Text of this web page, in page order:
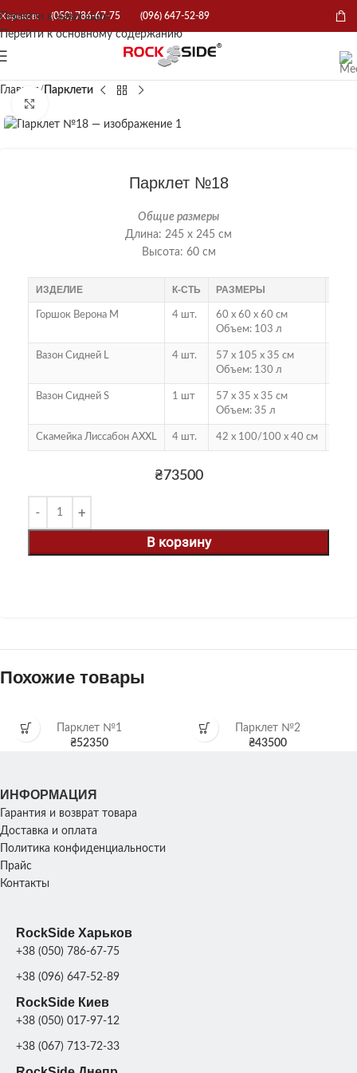
Перейти к навигации
Перейти к основному содержанию
Харьков: (050) 786-67-75 (096) 647-52-89
Главная Парклети
Парклет №18
Общие размеры
Длина: 245 х 245 см
Высота: 60 см
ИЗДЕЛИЕ К-СТЬ РАЗМЕРЫ
Горшок Верона М 4 шт.
60 х 60 х 60 см
Объем: 103 л
Вазон Сидней L 4 шт.
57 х 105 х 35 см
Объем: 130 л
Вазон Сидней S 1 шт
57 х 35 х 35 см
Объем: 35 л
Скамейка Лиссабон AXXL 4 шт. 42 х 100/100 х 40 см
₴73500
В корзину
Похожие товары
Парклет №1
₴52350
Парклет №2
₴43500
ИНФОРМАЦИЯ
Гарантия и возврат товара
Доставка и оплата
Политика конфиденциальности
Прайс
Контакты
RockSide Харьков
+38 (050) 786-67-75
+38 (096) 647-52-89
RockSide Киев
+38 (050) 017-97-12
+38 (067) 713-72-33